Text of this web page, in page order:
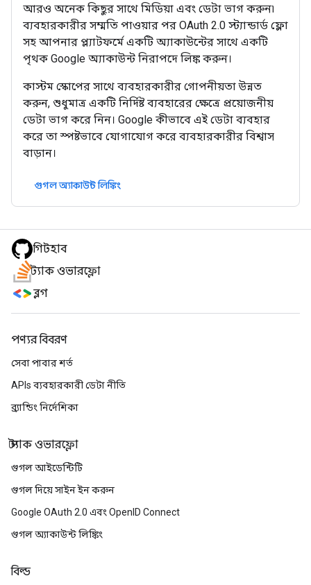
আরও অনেক কিছুর সাথে মিডিয়া এবং ডেটা ভাগ করুন৷
ব্যবহারকারীর সম্মতি পাওয়ার পর OAuth 2.0 স্ট্যান্ডার্ড ফ্লো
সহ আপনার প্ল্যাটফর্মে একটি অ্যাকাউন্টের সাথে একটি
পৃথক Google অ্যাকাউন্ট নিরাপদে লিঙ্ক করুন।
কাস্টম স্কোপের সাথে ব্যবহারকারীর গোপনীয়তা উন্নত
করুন, শুধুমাত্র একটি নির্দিষ্ট ব্যবহারের ক্ষেত্রে প্রয়োজনীয়
ডেটা ভাগ করে নিন। Google কীভাবে এই ডেটা ব্যবহার
করে তা স্পষ্টভাবে যোগাযোগ করে ব্যবহারকারীর বিশ্বাস
বাড়ান।
গুগল অ্যাকাউন্ট লিঙ্কিং
গিটহাব
স্ট্যাক ওভারফ্লো
ব্লগ
পণ্যর বিবরণ
সেবা পাবার শর্ত
APIs ব্যবহারকারী ডেটা নীতি
ব্র্যান্ডিং নির্দেশিকা
স্ট্যাক ওভারফ্লো
গুগল আইডেন্টিটি
গুগল দিয়ে সাইন ইন করুন
Google OAuth 2.0 এবং OpenID Connect
গুগল অ্যাকাউন্ট লিঙ্কিং
বিল্ড